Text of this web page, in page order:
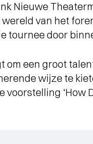
Nieuwe
wereld van het
tournee door
om een groot
wijze te
voorstelling ‘How